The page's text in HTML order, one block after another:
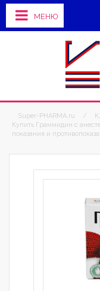
МЕНЮ
Super-PHARMA.ru /
Купить Граммидин с
показания и